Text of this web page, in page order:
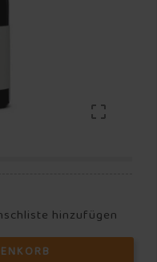

hinzufügen